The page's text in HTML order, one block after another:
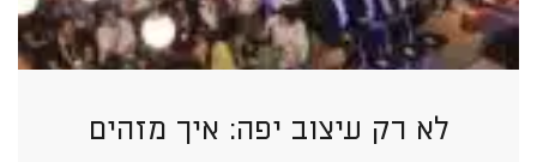
לא רק עיצוב יפה: איך מזהים